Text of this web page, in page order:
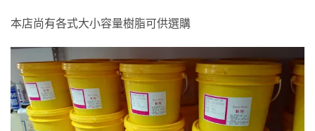
本店尚有各式大小容量樹脂可供選購